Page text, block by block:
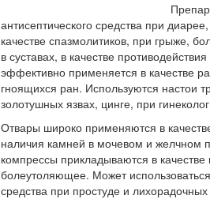
антисептического средства при
качестве спазмолитиков, при грыже,
в суставах, в качестве
эффективно применяется в качестве
гноящихся ран. Используются настои
золотушных язвах, цинге, при
Отвары широко применяются в
наличия камней в мочевом и желчном
компрессы прикладываются в
болеутоляющее. Может
средства при простуде и